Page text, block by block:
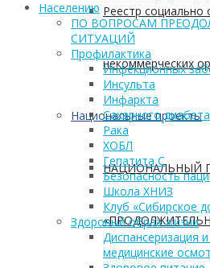
Реестр социально
некоммерческих
Национальные проекты
НАЦИОНАЛЬНЫЙ
Населению
ПО ВОПРОСАМ
СИТУАЦИЙ
Профилактика
Инфекционных
Инсульта
Инфаркта
Сахарного диабета
Рака
ХОБЛ
Гепатита С
Безопасность
Школа ХНИЗ
Клуб «Сибирское
Здоровый образ жизни
Диспансеризация
медицинские